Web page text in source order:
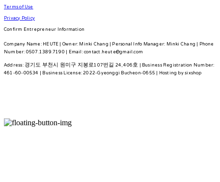
Terms of Use
Privacy Policy
Confirm Entrepreneur Information
Company Name: HEUTE | Owner: Minki Chang | Personal Info Manager: Minki Chang | Phone
Number: 0507.1389.7190 | Email: contact.heute@gmail.com
Address: 경기도 부천시 원미구 지봉로107번길 24, 406호 | Business Registration Number:
461-60-00534 | Business License:2022-Gyeonggi Bucheon-0655| Hosting by sixshop